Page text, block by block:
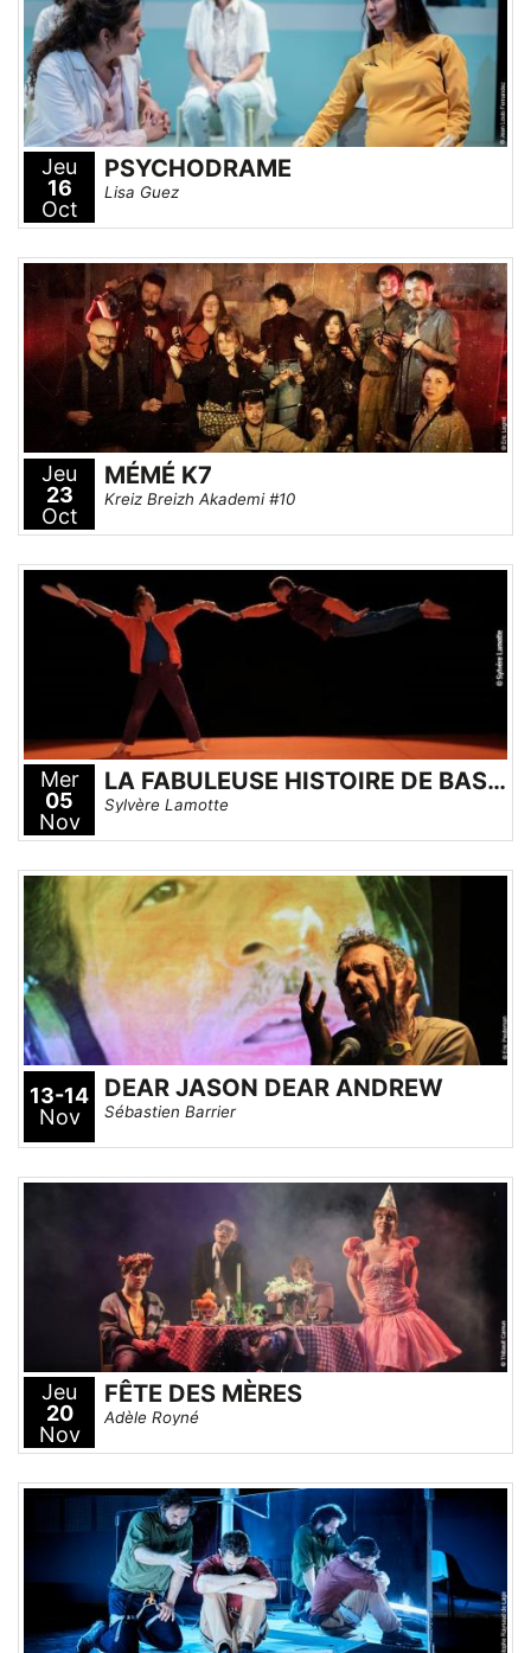
Jeu
16
Oct
PSYCHODRAME
Lisa Guez
Jeu
23
Oct
MÉMÉ K7
Kreiz Breizh Akademi #10
Mer
05
Nov
LA FABULEUSE HISTOIRE DE BASARKUS
Sylvère Lamotte
13-14
Nov
DEAR JASON DEAR ANDREW
Sébastien Barrier
Jeu
20
Nov
FÊTE DES MÈRES
Adèle Royné